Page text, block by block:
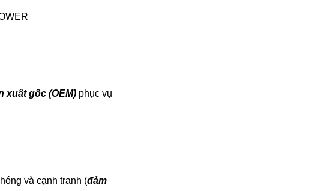
xuất gốc (OEM) phục vụ
và cạnh tranh (đảm